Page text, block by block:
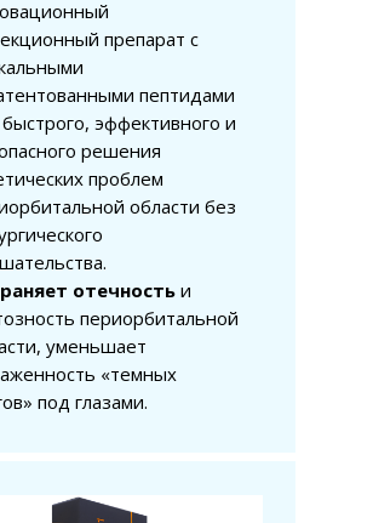
препарат с
пептидами
эффективного и
решения
проблем
области без
отечность и
периорбитальной
уменьшает
«темных
под глазами.